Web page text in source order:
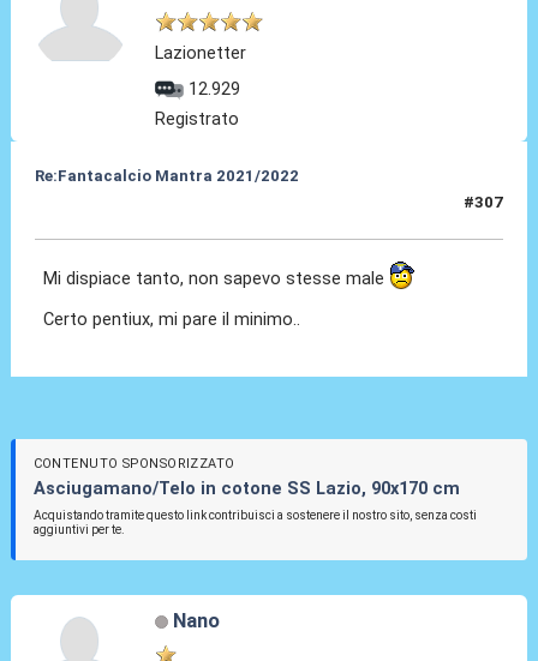
Lazionetter
12.929
Registrato
Re:Fantacalcio Mantra 2021/2022
#307
Mi dispiace tanto, non sapevo stesse male
Certo pentiux, mi pare il minimo..
CONTENUTO SPONSORIZZATO
Asciugamano/Telo in cotone SS Lazio, 90x170 cm
Acquistando tramite questo link contribuisci a sostenere il nostro sito, senza costi
aggiuntivi per te.
Nano